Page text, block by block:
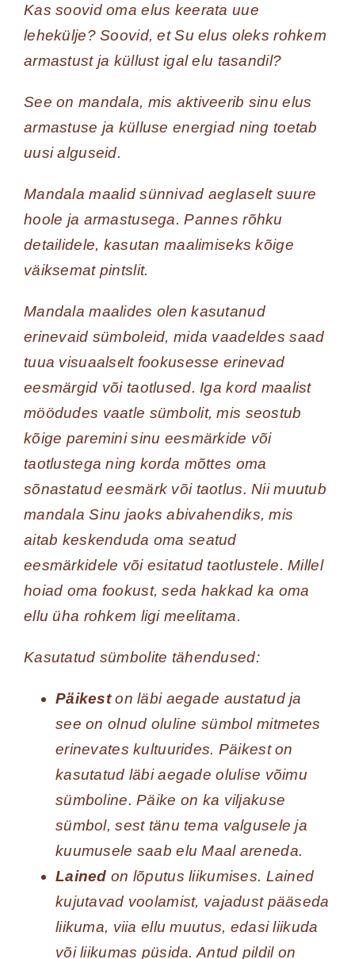
Kas soovid oma elus keerata uue
lehekülje? Soovid, et Su elus oleks rohkem
armastust ja küllust igal elu tasandil?
See on mandala, mis aktiveerib sinu elus
armastuse ja külluse energiad ning toetab
uusi alguseid.
Mandala maalid sünnivad aeglaselt suure
hoole ja armastusega. Pannes rõhku
detailidele, kasutan maalimiseks kõige
väiksemat pintslit.
Mandala maalides olen kasutanud
erinevaid sümboleid, mida vaadeldes saad
tuua visuaalselt fookusesse erinevad
eesmärgid või taotlused. Iga kord maalist
möödudes vaatle sümbolit, mis seostub
kõige paremini sinu eesmärkide või
taotlustega ning korda mõttes oma
sõnastatud eesmärk või taotlus. Nii muutub
mandala Sinu jaoks abivahendiks, mis
aitab keskenduda oma seatud
eesmärkidele või esitatud taotlustele. Millel
hoiad oma fookust, seda hakkad ka oma
ellu üha rohkem ligi meelitama.
Kasutatud sümbolite tähendused:
Päikeston läbi aegade austatud ja
see on olnud oluline sümbol mitmetes
erinevates kultuurides. Päikest on
kasutatud läbi aegade olulise võimu
sümboline. Päike on ka viljakuse
sümbol, sest tänu tema valgusele ja
kuumusele saab elu Maal areneda.
Lained on lõputus liikumises. Lained
kujutavad voolamist, vajadust pääseda
liikuma, viia ellu muutus, edasi liikuda
või liikumas püsida. Antud pildil on